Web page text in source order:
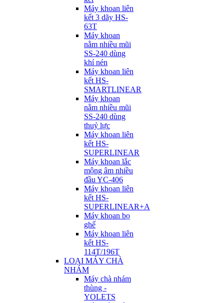
Máy khoan liên
kết 3 dãy HS-
63T
Máy khoan
nằm nhiều mũi
SS-240 dùng
khí nén
Máy khoan liên
kết HS-
SMARTLINEAR
Máy khoan
nằm nhiều mũi
SS-240 dùng
thuỷ lực
Máy khoan liên
kết HS-
SUPERLINEAR
Máy khoan lắc
mộng âm nhiều
đầu YC-406
Máy khoan liên
kết HS-
SUPERLINEAR+A
Máy khoan bọ
ghế
Máy khoan liên
kết HS-
114T/196T
LOẠI MÁY CHÀ
NHÁM
Máy chà nhám
thùng -
YOLETS